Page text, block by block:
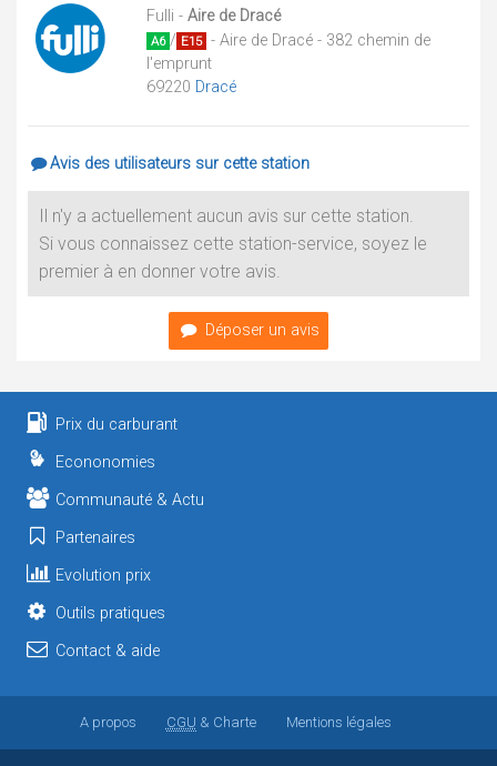
Fulli - Aire de Dracé
A6 / E15 - Aire de Dracé - 382 chemin de
l'emprunt
69220 Dracé
Avis des utilisateurs sur cette station
Il n'y a actuellement aucun avis sur cette station.
Si vous connaissez cette station-service, soyez le
premier à en donner votre avis.
Déposer un avis
Prix du carburant
Econonomies
Communauté & Actu
Partenaires
Evolution prix
Outils pratiques
Contact & aide
A propos CGU & Charte Mentions légales